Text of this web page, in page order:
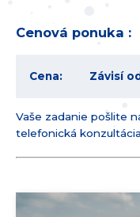
Cenová ponuka :
Cena: Závisí
Vaše zadanie pošlite
telefonická konzultácia